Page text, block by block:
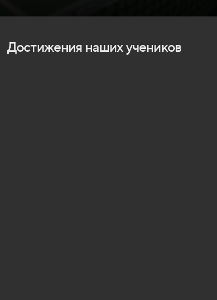
Достижения наших учеников